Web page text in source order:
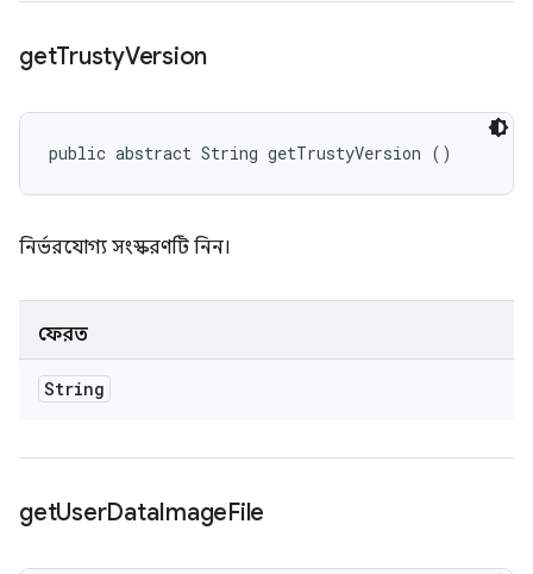
getTrustyVersion
public abstract String getTrustyVersion ()
নির্ভরযোগ্য সংস্করণটি নিন।
ফেরত
String
getUserDataImageFile